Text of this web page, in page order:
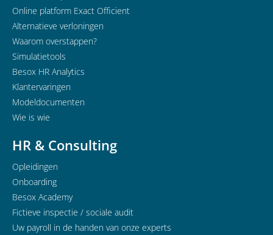
Online platform Exact Officient
Alternatieve verloningen
Waarom overstappen?
Simulatietools
Besox HR Analytics
Klantervaringen
Modeldocumenten
Wie is wie
HR & Consulting
Opleidingen
Onboarding
Besox Academy
Fictieve inspectie / sociale audit
Uw payroll in de handen van onze experts